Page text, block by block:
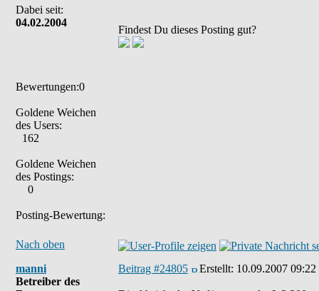
Dabei seit:
04.02.2004
Bewertungen:0
Goldene Weichen
des Users:
162
Goldene Weichen
des Postings:
0
Posting-Bewertung:
Findest Du dieses Posting gut?
Nach oben
manni
Betreiber des
Beitrag #24805 Erstellt: 10.09.2007 09:22